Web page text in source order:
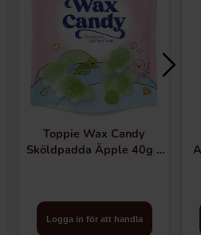
Toppie Wax Candy
Sköldpadda Äpple 40g x
Logga in för att handla